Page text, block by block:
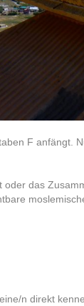
F anfängt.
das
n direkt